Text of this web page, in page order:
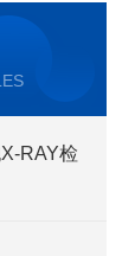
RAY检